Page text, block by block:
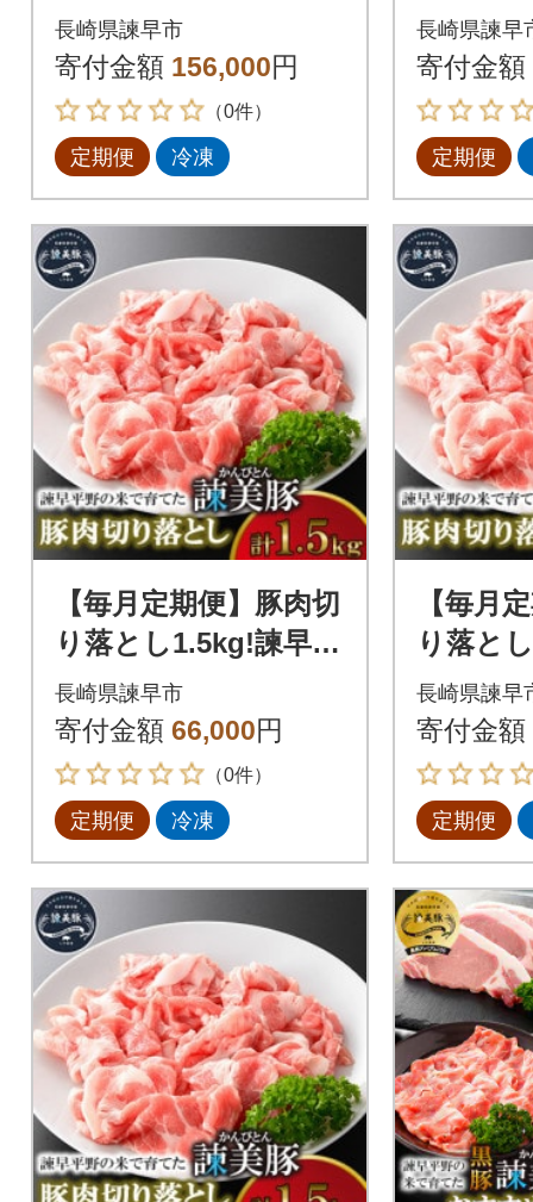
(かんびとん)の切り落
しとひき肉のセット
計4.2kg全6回
長崎県諫早市
寄付金額 156,000円
（0件）
定期便 冷凍
(かんび
しとひ
計4.2kg
長崎県諫早
寄付金額
定期便
【毎月定期便】豚肉切
り落とし1.5kg!諫早平
野の米で育てた諫美豚
(かんびとん)【土井農
場】全6回
長崎県諫早市
寄付金額 66,000円
（0件）
定期便 冷凍
【毎月
り落と
野の米
(かんび
場】全3
長崎県諫早
寄付金額
定期便